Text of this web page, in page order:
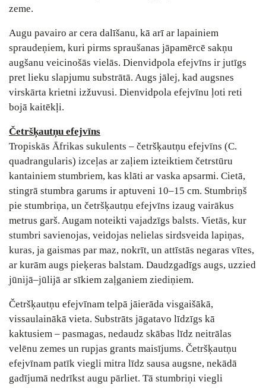
zeme.
Augu pavairo ar cera dalīšanu, kā arī ar lapainiem
spraudeņiem, kuri pirms spraušanas jāpamērcē sakņu
augšanu veicinošās vielās. Dienvidpola efejvīns ir jutīgs
pret lieku slapjumu substrātā. Augs jālej, kad augsnes
virskārta krietni izžuvusi. Dienvidpola efejvīnu ļoti reti
bojā kaitēkļi.
Četršķautņu efejvīns
Tropiskās Āfrikas sukulents – četršķautņu efejvīns (C.
quadrangularis) izceļas ar zaļiem izteiktiem četrstūru
kantainiem stumbriem, kas klāti ar vaska apsarmi. Cietā,
stingrā stumbra garums ir aptuveni 10–15 cm. Stumbriņš
pie stumbriņa, un četršķautņu efejvīns izaug vairākus
metrus garš. Augam noteikti vajadzīgs balsts. Vietās, kur
stumbri savienojas, veidojas nelielas sirdsveida lapiņas,
kuras, ja gaismas par maz, nokrīt, un attīstās negaras vītes,
ar kurām augs pieķeras balstam. Daudzgadīgs augs, uzzied
jūnijā–jūlijā ar sīkiem zaļganiem ziediņiem.
Četršķautņu efejvīnam telpā jāierāda visgaišākā,
vissaulainākā vieta. Substrāts jāgatavo līdzīgs kā
kaktusiem – pasmagas, nedaudz skābas līdz neitrālas
velēnu zemes un rupjas grants maisījums. Četršķautņu
efejvīnam patīk viegli mitra līdz sausa augsne, nekādā
gadījumā nedrīkst augu pārliet. Tā stumbriņi viegli